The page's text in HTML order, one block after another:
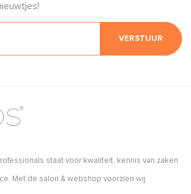
VERSTUUR
staat voor kwaliteit, kennis van zaken
Met de salon & webshop voorzien wij